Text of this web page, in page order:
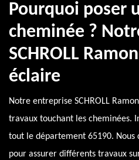
Pourquoi poser
cheminée ?
SCHROLL
éclaire
Notre entreprise SCHROLL
travaux touchant les cheminées.
tout le département 65190. Nous
pour assurer différents travaux